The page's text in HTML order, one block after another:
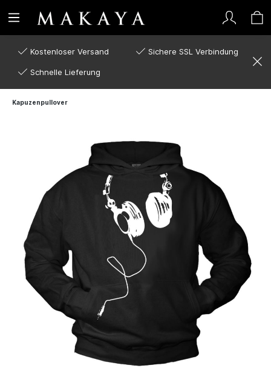
Kostenloser Versand Sichere SSL Verbindung
Schnelle Lieferung
Kapuzenpullover